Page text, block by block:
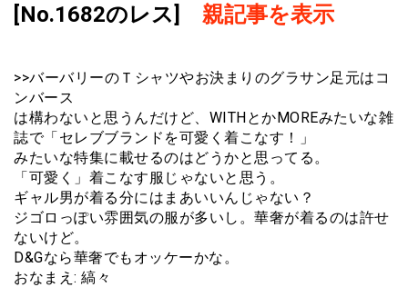
[No.1682のレス] 親記事を表示
>>バーバリーのＴシャツやお決まりのグラサン足元はコ
ンバース
は構わないと思うんだけど、WITHとかMOREみたいな雑
誌で「セレブブランドを可愛く着こなす！」
みたいな特集に載せるのはどうかと思ってる。
「可愛く」着こなす服じゃないと思う。
ギャル男が着る分にはまあいいんじゃない？
ジゴロっぽい雰囲気の服が多いし。華奢が着るのは許せ
ないけど。
D&Gなら華奢でもオッケーかな。
おなまえ: 縞々